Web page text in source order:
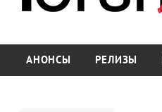
АНОНСЫ РЕЛИЗЫ